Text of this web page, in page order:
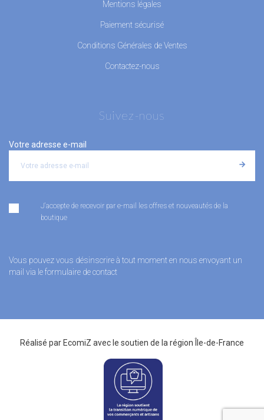
Mentions légales
Paiement sécurisé
Conditions Générales de Ventes
Contactez-nous
Suivez-nous
Votre adresse e-mail
J'accepte de recevoir par e-mail les offres et nouveautés de la
boutique
Vous pouvez vous désinscrire à tout moment en nous envoyant un
mail via le formulaire de contact
Réalisé par EcomiZ avec le soutien de larégion Île-de-France